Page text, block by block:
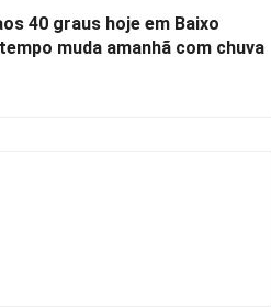
40 graus hoje em Baixo
muda amanhã com chuva